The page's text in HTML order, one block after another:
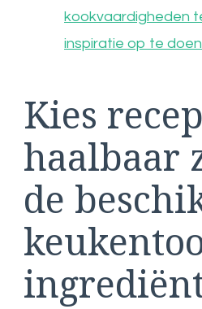
kookvaardigheden
inspiratie op te
Kies
haalbaar
de